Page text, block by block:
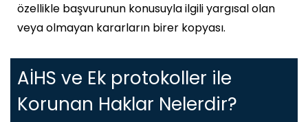
özellikle başvurunun konusuyla ilgili yargısal olan
veya olmayan kararların birer kopyası.
AİHS ve Ek protokoller ile
Korunan Haklar Nelerdir?